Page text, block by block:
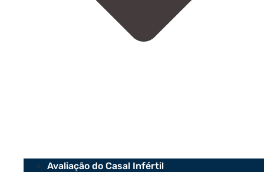
Avaliação do Casal Infértil